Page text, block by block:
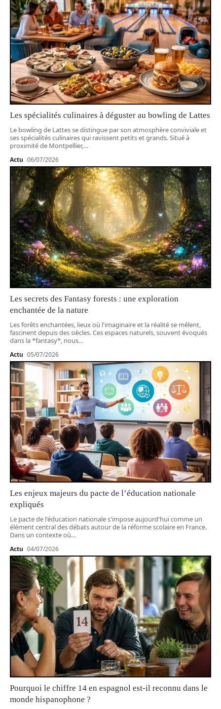
Les spécialités culinaires à déguster au bowling de Lattes
Le bowling de Lattes se distingue par son atmosphère conviviale et
ses spécialités culinaires qui ravissent petits et grands. Situé à
proximité de Montpellier,…
Actu 06/07/2026
Les secrets des Fantasy forests : une exploration
enchantée de la nature
Les forêts enchantées, lieux où l'imaginaire et la réalité se mêlent,
fascinent depuis des siècles. Ces espaces naturels, souvent évoqués
dans la *fantasy*, nous…
Actu 05/07/2026
Les enjeux majeurs du pacte de l’éducation nationale
expliqués
Le pacte de l'éducation nationale s'impose aujourd'hui comme un
élément central des débats autour de la réforme scolaire en France.
Dans un contexte où…
Actu 04/07/2026
Pourquoi le chiffre 14 en espagnol est-il reconnu dans le
monde hispanophone ?